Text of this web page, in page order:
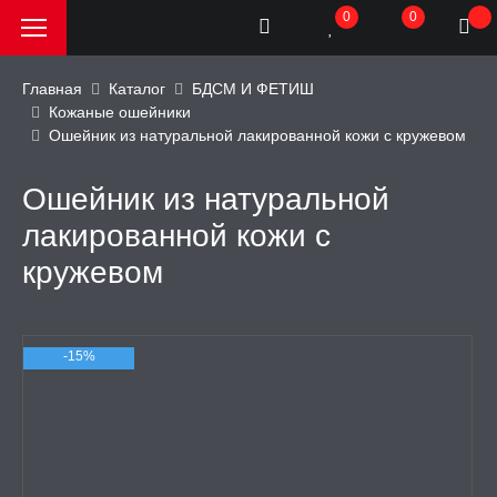
АКЦИИ и
ИГРУШКИ
0 0
Главная Каталог
БДСМ И ФЕТИШ
Кожаные ошейники
Ошейник из натуральной лакированной кожи с кружевом
Ошейник из натуральной
лакированной кожи с
кружевом
-15%